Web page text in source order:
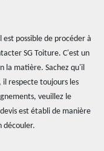
possible de procéder à
SG Toiture. C'est un
la matière. Sachez qu'il
il respecte toujours les
veuillez le
est établi de manière
découler.